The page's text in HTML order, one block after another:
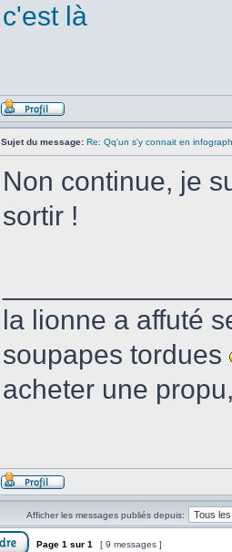
c'est là
Sujet du message: Re: Qq'un s'y connait en
Non continue, je
sortir !
la lionne a affuté
soupapes tordues
acheter une
Afficher les messages publiés depuis:
Page 1 sur 1 [ 9 messages ]